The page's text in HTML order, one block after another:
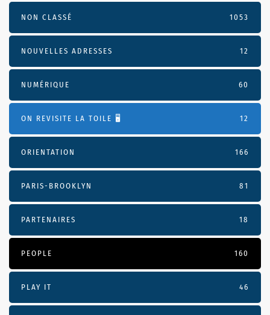
NON CLASSÉ 1053
NOUVELLES ADRESSES 12
NUMÉRIQUE 60
ON REVISITE LA TOILE 🖥️ 12
ORIENTATION 166
PARIS-BROOKLYN 81
PARTENAIRES 18
PEOPLE 160
PLAY IT 46